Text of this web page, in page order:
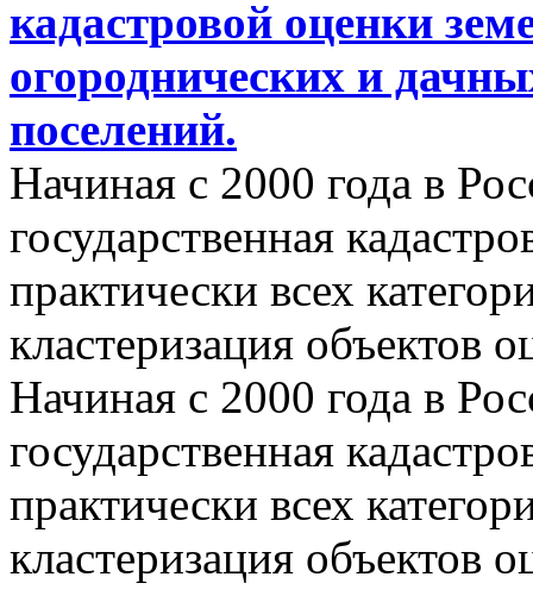
кадастровой оценки
огороднических и
поселений.
Начиная с 2000 года в
государственная
практически всех
кластеризация объектов
Начиная с 2000 года в
государственная
практически всех
кластеризация объектов